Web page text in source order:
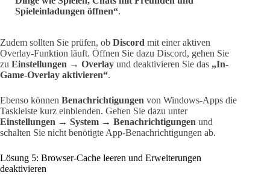
Spieleinladungen öffnen“.
Zudem sollten Sie prüfen, ob Discord mit einer aktiven
Overlay-Funktion läuft. Öffnen Sie dazu Discord, gehen Sie
zu Einstellungen → Overlay und deaktivieren Sie das „In-
Game-Overlay aktivieren“.
Ebenso können Benachrichtigungen von Windows-Apps die
Taskleiste kurz einblenden. Gehen Sie dazu unter
Einstellungen → System → Benachrichtigungen und
schalten Sie nicht benötigte App-Benachrichtigungen ab.
Lösung 5: Browser-Cache leeren und Erweiterungen
deaktivieren